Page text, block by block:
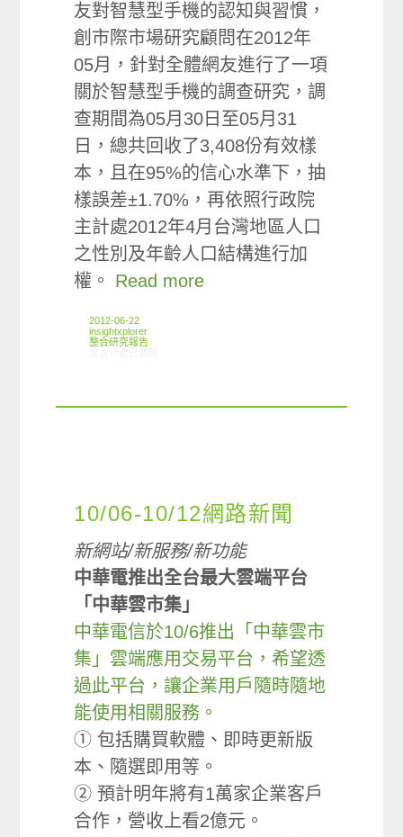
友對智慧型手機的認知與習慣，
創市際市場研究顧問在2012年
05月，針對全體網友進行了一項
關於智慧型手機的調查研究，調
查期間為05月30日至05月31
日，總共回收了3,408份有效樣
本，且在95%的信心水準下，抽
樣誤差±1.70%，再依照行政院
主計處2012年4月台灣地區人口
之性別及年齡人口結構進行加
權。 Read more
2012-06-22
insightxplorer
整合研究報告
10/06-10/12網路新聞
新網站/新服務/新功能
中華電推出全台最大雲端平台
「中華雲市集」
中華電信於10/6推出「中華雲市
集」雲端應用交易平台，希望透
過此平台，讓企業用戶隨時隨地
能使用相關服務。
① 包括購買軟體、即時更新版
本、隨選即用等。
② 預計明年將有1萬家企業客戶
合作，營收上看2億元。